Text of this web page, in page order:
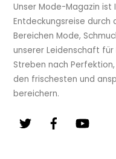
Unser Mode-Magazin
Entdeckungsreise durch
Bereichen Mode,
unserer Leidenschaft
Streben nach
den frischesten und
bereichern.
Twitter